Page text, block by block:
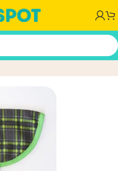
C/velcro Calidad Premium